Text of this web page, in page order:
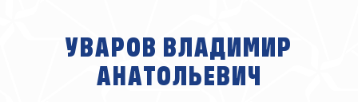
УВАРОВ ВЛАДИМИР
АНАТОЛЬЕВИЧ